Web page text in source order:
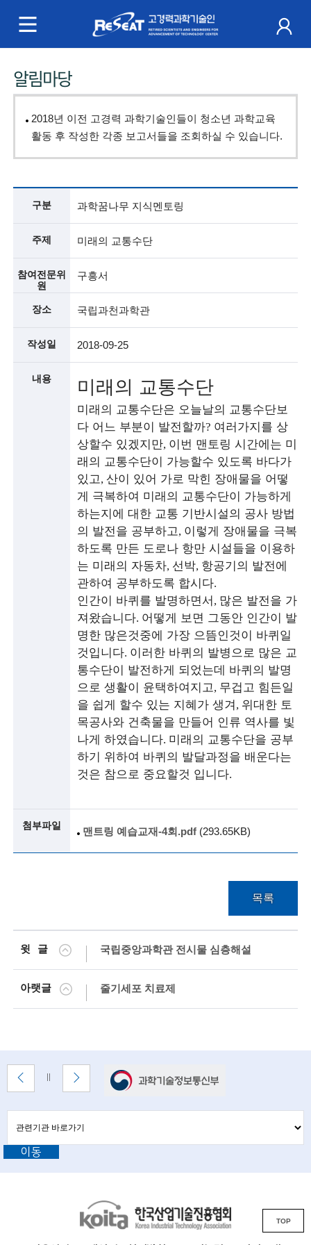
R
e
e
a
t
고
경
력
과
학
기
술
인
(
R
e
t
i
r
e
d
s
c
i
e
n
t
i
s
t
n
g
n
e
r
r
a
d
v
주
메
알림마당
2018년 이전 고경력 과학기술인들이 청소년 과학교육
활동 후 작성한 각종 보고서들을 조회하실 수 있습니다.
구분 과학꿈나무 지식멘토링
주제 미래의 교통수단
참여전문위
원
구흥서
장소 국립과천과학관
작성일 2018-09-25
내용 미래의 교통수단
미래의 교통수단은 오늘날의 교통수단보
다 어느 부분이 발전할까? 여러가지를 상
상할수 있겠지만, 이번 맨토링 시간에는 미
래의 교통수단이 가능할수 있도록 바다가
있고, 산이 있어 가로 막힌 장애물을 어떻
게 극복하여 미래의 교통수단이 가능하게
하는지에 대한 교통 기반시설의 공사 방법
의 발전을 공부하고, 이렇게 장애물을 극복
하도록 만든 도로나 항만 시설들을 이용하
는 미래의 자동차, 선박, 항공기의 발전에
관하여 공부하도록 합시다.
인간이 바퀴를 발명하면서 , 많은 발전을 가
져왔습니다. 어떻게 보면 그동안 인간이 발
명한 많은것중에 가장 으뜸인것이 바퀴일
것입니다. 이러한 바퀴의 발병으로 많은 교
통수단이 발전하게 되었는데 바퀴의 발명
으로 생활이 윤택하여지고, 무겁고 힘든일
을 쉽게 할수 있는 지혜가 생겨 , 위대한 토
목공사와 건축물을 만들어 인류 역사를 빛
나게 하였습니다. 미래의 교통수단을 공부
하기 위하여 바퀴의 발달과정을 배운다는
것은 참으로 중요할것 입니다.
첨부파일 맨트링 예습교재-4회.pdf(293.65KB)
목록
윗글 국립중앙과학관 전시물 심층해설
아랫글 줄기세포 치료제
배
너
존
전
너
보
너
지
음
너
보
련
기
관
이동
K
o
TOP